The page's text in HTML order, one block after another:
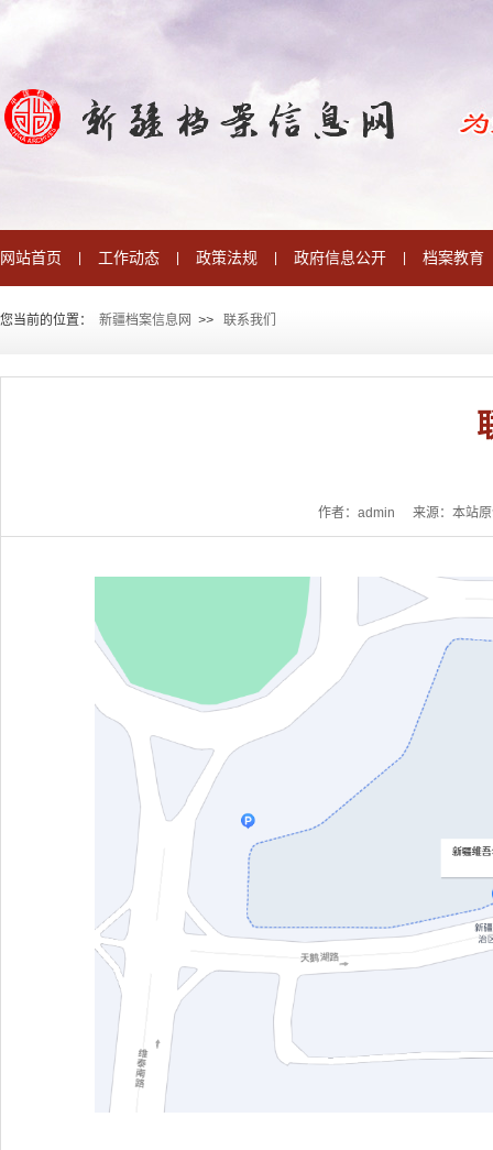
网站首页 工作动态 政策法规 政府信息公开 档案教育
您当前的位置： 新疆档案信息网 >> 联系我们
作者：admin 来源：本站